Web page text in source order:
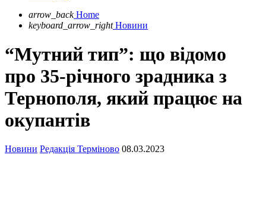
arrow_back Home
keyboard_arrow_right Новини
“Мутний тип”: що відомо
про 35-річного зрадника з
Тернополя, який працює на
окупантів
Новини Редакція Терміново 08.03.2023